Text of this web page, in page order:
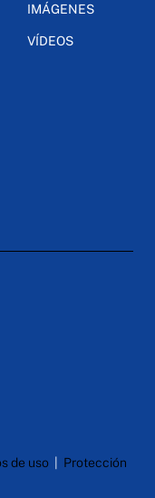
IMÁGENES
VÍDEOS
de uso| Protección